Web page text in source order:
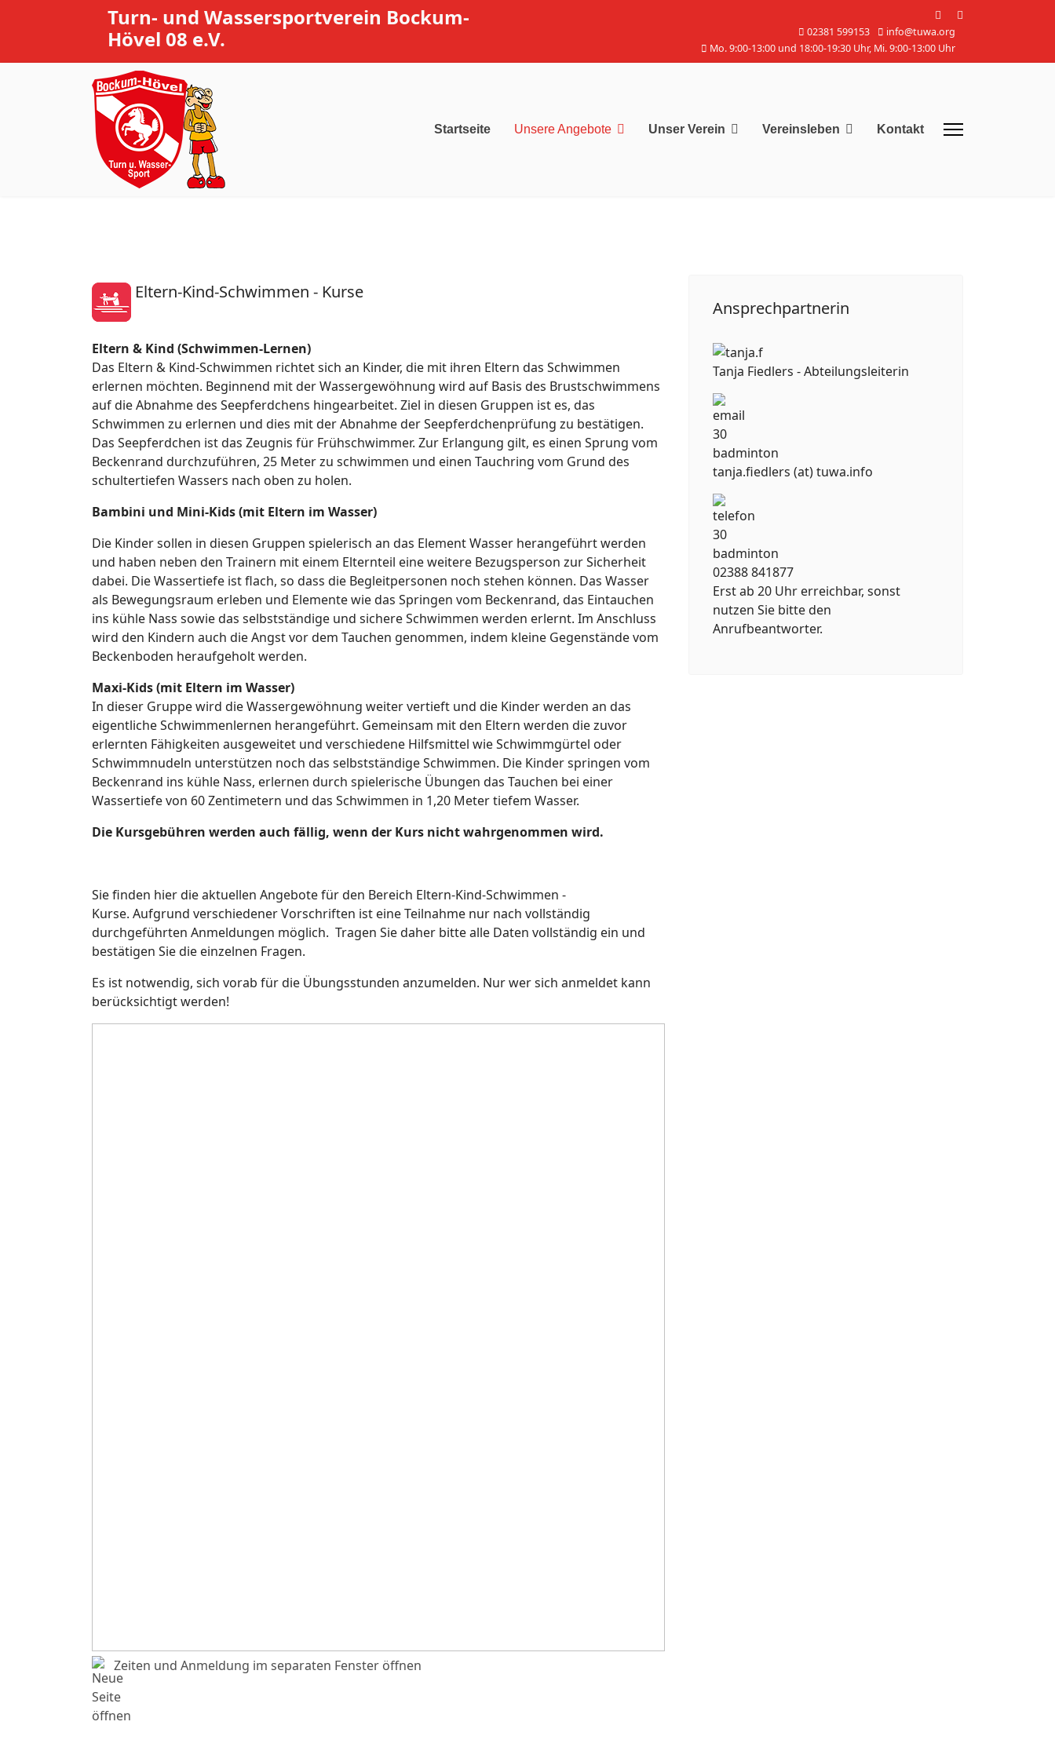
Turn- und Wassersportverein Bockum-
Hövel 08 e.V.
02381 599153
info@tuwa.org
Mo. 9:00-13:00 und 18:00-19:30 Uhr, Mi. 9:00-13:00 Uhr
Startseite Unsere Angebote Unser Verein Vereinsleben Kontakt
Eltern-Kind-Schwimmen - Kurse
Eltern & Kind (Schwimmen-Lernen)
Das Eltern & Kind-Schwimmen richtet sich an Kinder, die mit ihren Eltern das Schwimmen
erlernen möchten. Beginnend mit der Wassergewöhnung wird auf Basis des Brustschwimmens
auf die Abnahme des Seepferdchens hingearbeitet. Ziel in diesen Gruppen ist es, das
Schwimmen zu erlernen und dies mit der Abnahme der Seepferdchenprüfung zu bestätigen.
Das Seepferdchen ist das Zeugnis für Frühschwimmer. Zur Erlangung gilt, es einen Sprung vom
Beckenrand durchzuführen, 25 Meter zu schwimmen und einen Tauchring vom Grund des
schultertiefen Wassers nach oben zu holen.
Bambini und Mini-Kids (mit Eltern im Wasser)
Die Kinder sollen in diesen Gruppen spielerisch an das Element Wasser herangeführt werden
und haben neben den Trainern mit einem Elternteil eine weitere Bezugsperson zur Sicherheit
dabei. Die Wassertiefe ist flach, so dass die Begleitpersonen noch stehen können. Das Wasser
als Bewegungsraum erleben und Elemente wie das Springen vom Beckenrand, das Eintauchen
ins kühle Nass sowie das selbstständige und sichere Schwimmen werden erlernt. Im Anschluss
wird den Kindern auch die Angst vor dem Tauchen genommen, indem kleine Gegenstände vom
Beckenboden heraufgeholt werden.
Maxi-Kids (mit Eltern im Wasser)
In dieser Gruppe wird die Wassergewöhnung weiter vertieft und die Kinder werden an das
eigentliche Schwimmenlernen herangeführt. Gemeinsam mit den Eltern werden die zuvor
erlernten Fähigkeiten ausgeweitet und verschiedene Hilfsmittel wie Schwimmgürtel oder
Schwimmnudeln unterstützen noch das selbstständige Schwimmen. Die Kinder springen vom
Beckenrand ins kühle Nass, erlernen durch spielerische Übungen das Tauchen bei einer
Wassertiefe von 60 Zentimetern und das Schwimmen in 1,20 Meter tiefem Wasser.
Die Kursgebühren werden auch fällig, wenn der Kurs nicht wahrgenommen wird.
Sie finden hier die aktuellen Angebote für den Bereich Eltern-Kind-Schwimmen -
Kurse. Aufgrund verschiedener Vorschriften ist eine Teilnahme nur nach vollständig
durchgeführten Anmeldungen möglich. Tragen Sie daher bitte alle Daten vollständig ein und
bestätigen Sie die einzelnen Fragen.
Es ist notwendig, sich vorab für die Übungsstunden anzumelden. Nur wer sich anmeldet kann
berücksichtigt werden!
Zeiten und Anmeldung im separaten Fenster öffnen
Ansprechpartnerin
Tanja Fiedlers - Abteilungsleiterin
tanja.fiedlers (at) tuwa.info
02388 841877
Erst ab 20 Uhr erreichbar, sonst
nutzen Sie bitte den
Anrufbeantworter.